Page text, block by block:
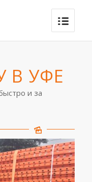
В УФЕ
и за